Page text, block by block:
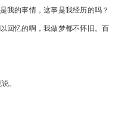
的事情，这事是我经历的吗？
回忆的啊，我做梦都不怀旧。百
。